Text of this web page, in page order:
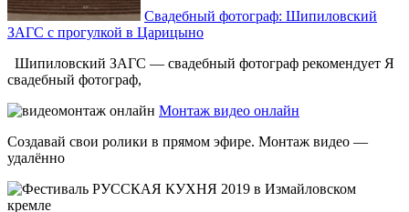
Свадебный фотограф: Шипиловский
ЗАГС с прогулкой в Царицыно
Шипиловский ЗАГС — свадебный фотограф рекомендует Я
свадебный фотограф,
Монтаж видео онлайн
Создавай свои ролики в прямом эфире. Монтаж видео —
удалённо